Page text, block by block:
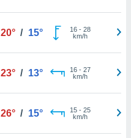
20° / 15° 16- 28
km/h
23° / 13° 16- 27
km/h
26° / 15° 15- 25
km/h